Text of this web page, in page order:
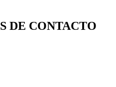
DE CONTACTO